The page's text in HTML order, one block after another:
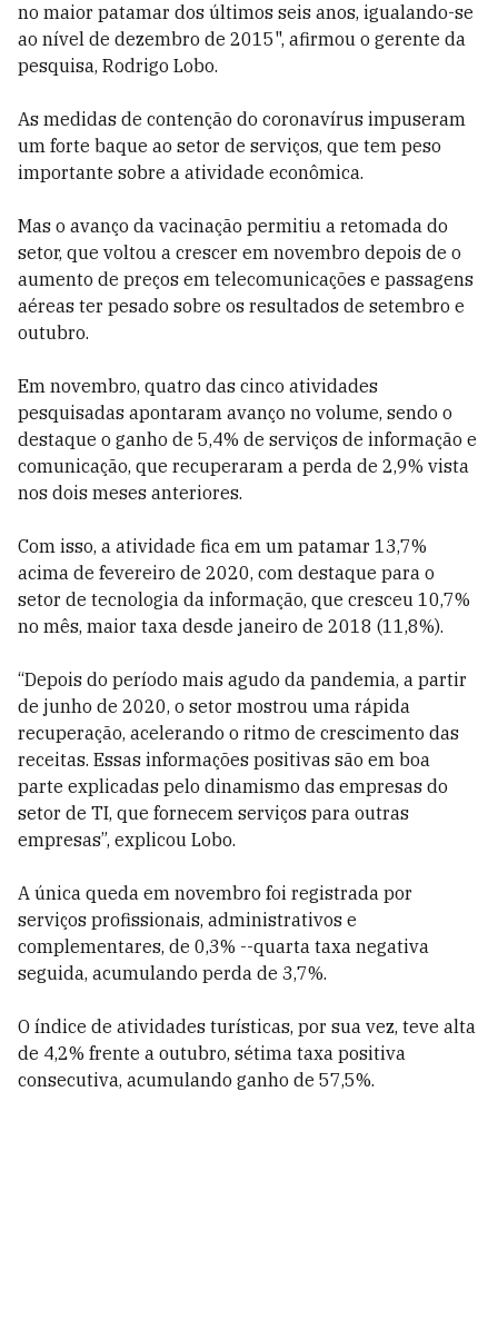
no maior patamar dos últimos seis anos, igualando-se
ao nível de dezembro de 2015", afirmou o gerente da
pesquisa, Rodrigo Lobo.
As medidas de contenção do coronavírus impuseram
um forte baque ao setor de serviços, que tem peso
importante sobre a atividade econômica.
Mas o avanço da vacinação permitiu a retomada do
setor, que voltou a crescer em novembro depois de o
aumento de preços em telecomunicações e passagens
aéreas ter pesado sobre os resultados de setembro e
outubro.
Em novembro, quatro das cinco atividades
pesquisadas apontaram avanço no volume, sendo o
destaque o ganho de 5,4% de serviços de informação e
comunicação, que recuperaram a perda de 2,9% vista
nos dois meses anteriores.
Com isso, a atividade fica em um patamar 13,7%
acima de fevereiro de 2020, com destaque para o
setor de tecnologia da informação, que cresceu 10,7%
no mês, maior taxa desde janeiro de 2018 (11,8%).
“Depois do período mais agudo da pandemia, a partir
de junho de 2020, o setor mostrou uma rápida
recuperação, acelerando o ritmo de crescimento das
receitas. Essas informações positivas são em boa
parte explicadas pelo dinamismo das empresas do
setor de TI, que fornecem serviços para outras
empresas”, explicou Lobo.
A única queda em novembro foi registrada por
serviços profissionais, administrativos e
complementares, de 0,3% --quarta taxa negativa
seguida, acumulando perda de 3,7%.
O índice de atividades turísticas, por sua vez, teve alta
de 4,2% frente a outubro, sétima taxa positiva
consecutiva, acumulando ganho de 57,5%.